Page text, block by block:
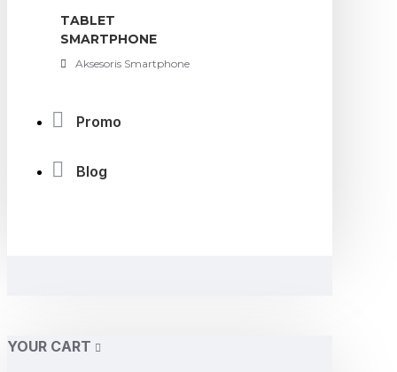
TABLET
SMARTPHONE
Aksesoris Smartphone
Promo
Blog
YOUR CART